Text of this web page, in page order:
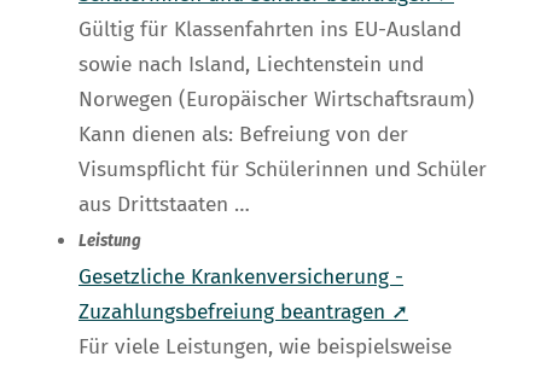
Gültig für Klassenfahrten ins EU-Ausland
sowie nach Island, Liechtenstein und
Norwegen (Europäischer Wirtschaftsraum)
Kann dienen als: Befreiung von der
Visumspflicht für Schülerinnen und Schüler
aus Drittstaaten …
Leistung
Gesetzliche Krankenversicherung -
Zuzahlungsbefreiung beantragen ➚
Für viele Leistungen, wie beispielsweise